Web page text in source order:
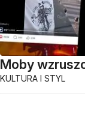
Moby
KULTURA I STYL